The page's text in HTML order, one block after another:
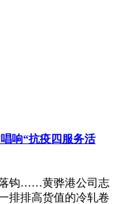
响“抗疫四服务活
落钩……黄骅港公司志
排排高货值的冷轧卷